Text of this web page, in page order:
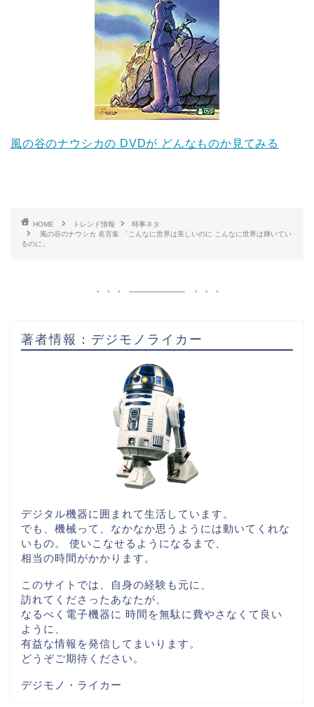
風の谷のナウシカの DVDが どんなものか見てみる
HOME トレンド情報
時事ネタ
風の谷のナウシカ 名言集 「こんなに世界は美しいのに こんなに世界は輝いてい
るのに」
著者情報：デジモノライカー
デジタル機器に囲まれて生活しています。
でも、機械って、なかなか思うようには動いてくれな
いもの。 使いこなせるようになるまで、
相当の時間がかかります。
このサイトでは、自身の経験も元に、
訪れてくださったあなたが、
なるべく電子機器に 時間を無駄に費やさなくて良い
ように、
有益な情報を発信してまいります。
どうぞご期待ください。
デジモノ・ライカー